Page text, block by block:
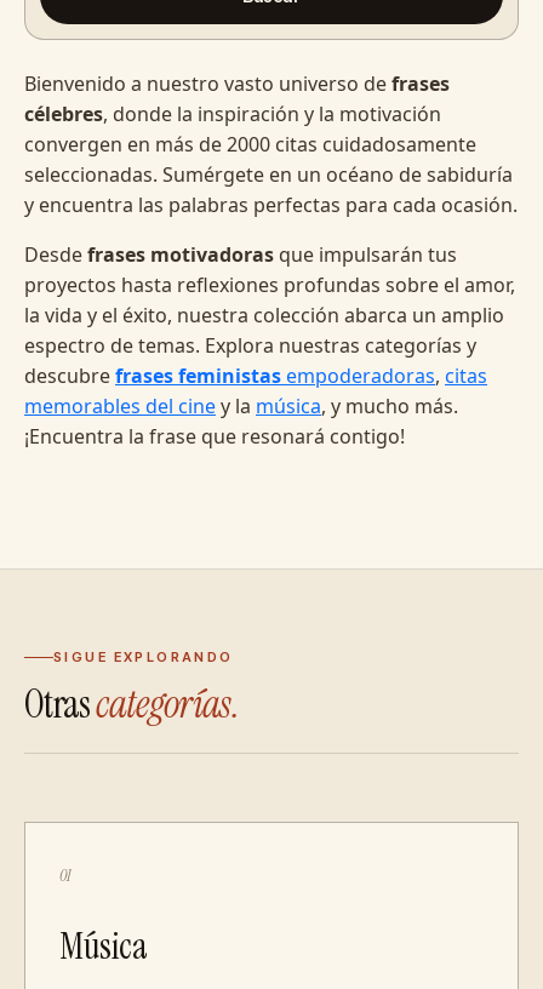
Bienvenido a nuestro vasto universo defrases
célebres, donde la inspiración y la motivación
convergen en más de 2000 citas cuidadosamente
seleccionadas. Sumérgete en un océano de sabiduría
y encuentra las palabras perfectas para cada ocasión.
Desdefrases motivadoras que impulsarán tus
proyectos hasta reflexiones profundas sobre el amor,
la vida y el éxito, nuestra colección abarca un amplio
espectro de temas. Explora nuestras categorías y
descubrefrases feministasempoderadoras, citas
memorables del ciney la música, y mucho más.
¡Encuentra la frase que resonará contigo!
SIGUE EXPLORANDO
Otrascategorías.
01
Música